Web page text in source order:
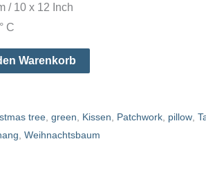
/ 10 x 12 Inch
C
Warenkorb
tree green Kissen Patchwork pillow
Weihnachtsbaum